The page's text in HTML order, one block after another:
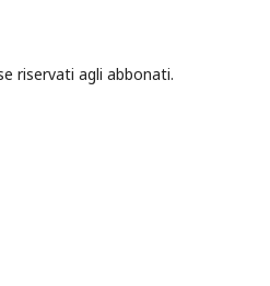
riservati agli abbonati.